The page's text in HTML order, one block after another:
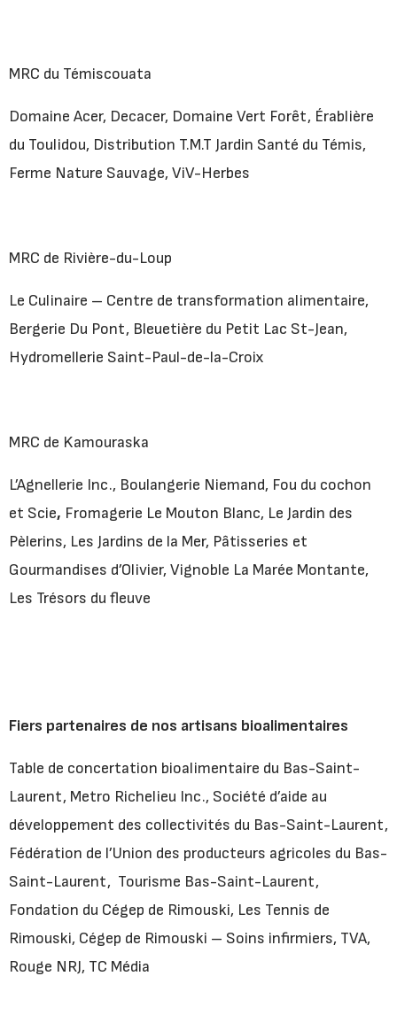
MRC du Témiscouata
Domaine Acer, Decacer, Domaine Vert Forêt, Érablière
du Toulidou, Distribution T.M.T Jardin Santé du Témis,
Ferme Nature Sauvage, ViV-Herbes
MRC de Rivière-du-Loup
Le Culinaire – Centre de transformation alimentaire,
Bergerie Du Pont, Bleuetière du Petit Lac St-Jean,
Hydromellerie Saint-Paul-de-la-Croix
MRC de Kamouraska
L’Agnellerie Inc., Boulangerie Niemand, Fou du cochon
et Scie, Fromagerie Le Mouton Blanc, Le Jardin des
Pèlerins, Les Jardins de la Mer, Pâtisseries et
Gourmandises d’Olivier, Vignoble La Marée Montante,
Les Trésors du fleuve
Fiers partenaires de nos artisans bioalimentaires
Table de concertation bioalimentaire du Bas-Saint-
Laurent, Metro Richelieu Inc., Société d’aide au
développement des collectivités du Bas-Saint-Laurent,
Fédération de l’Union des producteurs agricoles du Bas-
Saint-Laurent, Tourisme Bas-Saint-Laurent,
Fondation du Cégep de Rimouski, Les Tennis de
Rimouski, Cégep de Rimouski – Soins infirmiers, TVA,
Rouge NRJ, TC Média